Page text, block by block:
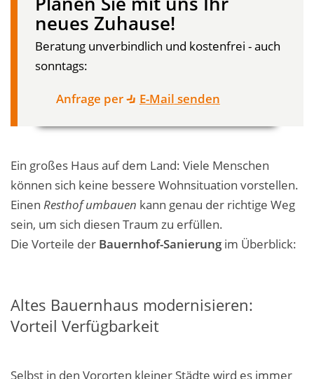
neues Zuhause!
Beratung unverbindlich und kostenfrei - auch
sonntags:
Anfrage per E-Mail senden
Ein großes Haus auf dem Land: Viele Menschen
können sich keine bessere Wohnsituation vorstellen.
Einen Resthof umbauen kann genau der richtige Weg
sein, um sich diesen Traum zu erfüllen.
Die Vorteile der Bauernhof-Sanierungim Überblick:
Altes Bauernhaus modernisieren:
Vorteil Verfügbarkeit
Selbst in den Vororten kleiner Städte wird es immer